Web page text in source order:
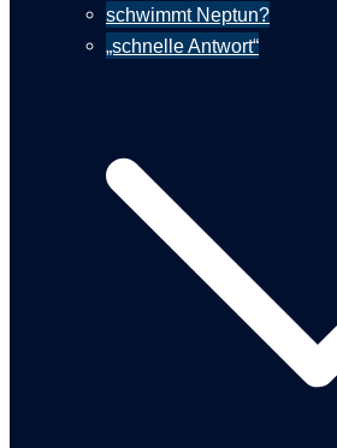
schwimmt Neptun?
„schnelle Antwort“